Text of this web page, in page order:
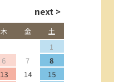
木 金
土
1
6 7
8
13 14
15